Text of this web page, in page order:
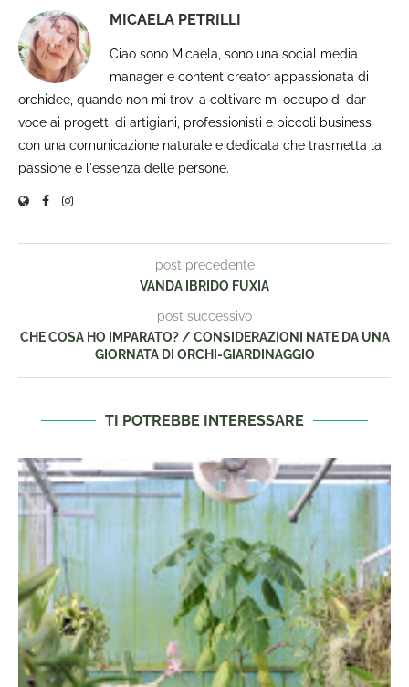
MICAELA PETRILLI
Ciao sono Micaela, sono una social media
manager e content creator appassionata di
orchidee, quando non mi trovi a coltivare mi occupo di dar
voce ai progetti di artigiani, professionisti e piccoli business
con una comunicazione naturale e dedicata che trasmetta la
passione e l'essenza delle persone.
post precedente
VANDA IBRIDO FUXIA
post successivo
CHE COSA HO IMPARATO? / CONSIDERAZIONI NATE DA UNA
GIORNATA DI ORCHI-GIARDINAGGIO
TI POTREBBE INTERESSARE